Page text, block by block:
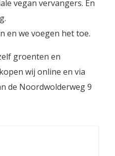
vegan vervangers. En
en we voegen het toe.
groenten en
wij online en via
de Noordwolderweg 9